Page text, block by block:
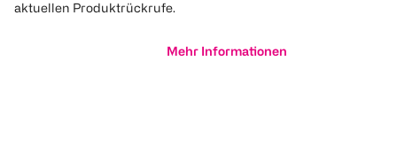
aktuellen Produktrückrufe.
Mehr Informationen